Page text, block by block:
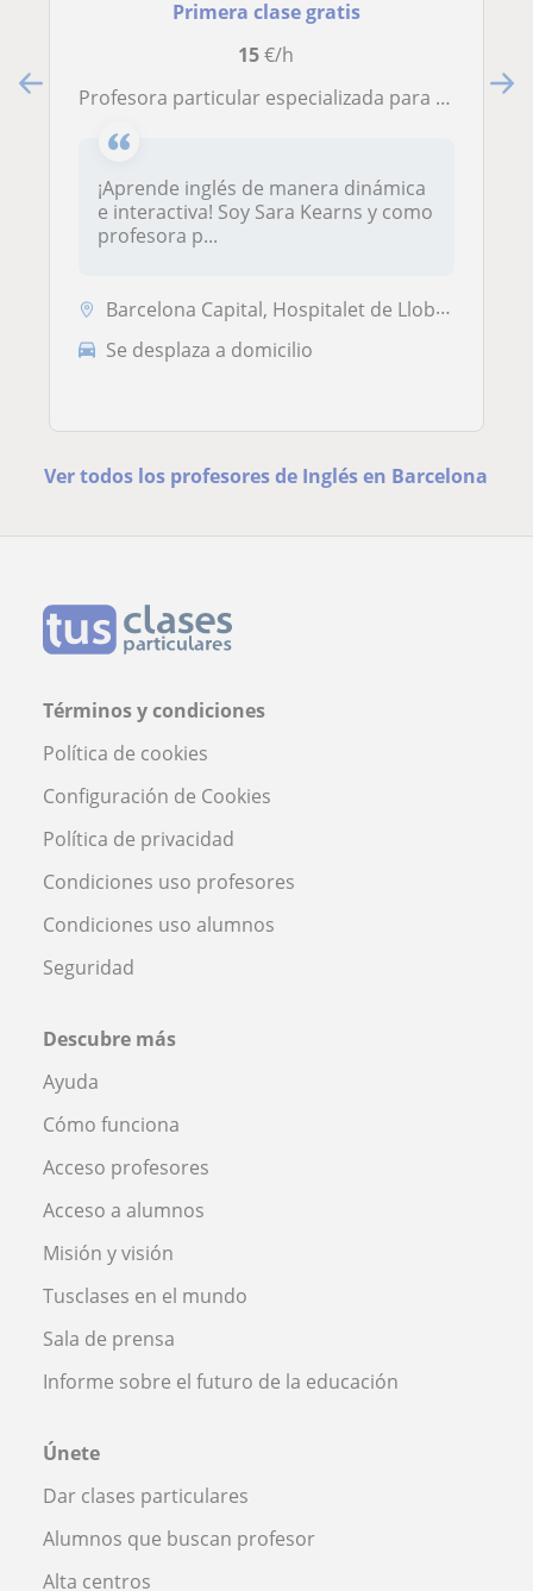
Primera clase gratis
15€/h
Profesora particular especializada para dar clases a niños y/o adolescentes
¡Aprende inglés de manera dinámica
e interactiva! Soy Sara Kearns y como
profesora p...
Barcelona Capital, Hospitalet de Llobregat
Se desplaza a domicilio
Ver todos los profesores de Inglés en Barcelona
Términos y condiciones
Política de cookies
Configuración de Cookies
Política de privacidad
Condiciones uso profesores
Condiciones uso alumnos
Seguridad
Descubre más
Ayuda
Cómo funciona
Acceso profesores
Acceso a alumnos
Misión y visión
Tusclases en el mundo
Sala de prensa
Informe sobre el futuro de la educación
Únete
Dar clases particulares
Alumnos que buscan profesor
Alta centros